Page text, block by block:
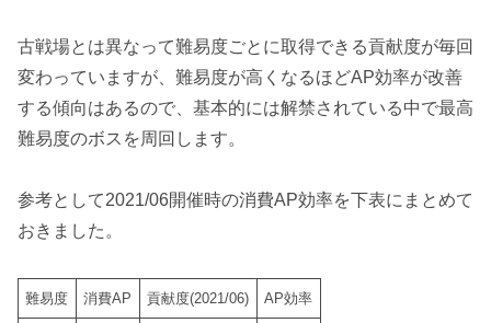
古戦場とは異なって難易度ごとに取得できる貢献度が毎回
変わっていますが、難易度が高くなるほどAP効率が改善
する傾向はあるので、 基本的には解禁されている中で最高
難易度のボスを周回 します。
参考として2021/06開催時の消費AP効率を下表にまとめて
おきました。
難易度 消費AP 貢献度(2021/06) AP効率